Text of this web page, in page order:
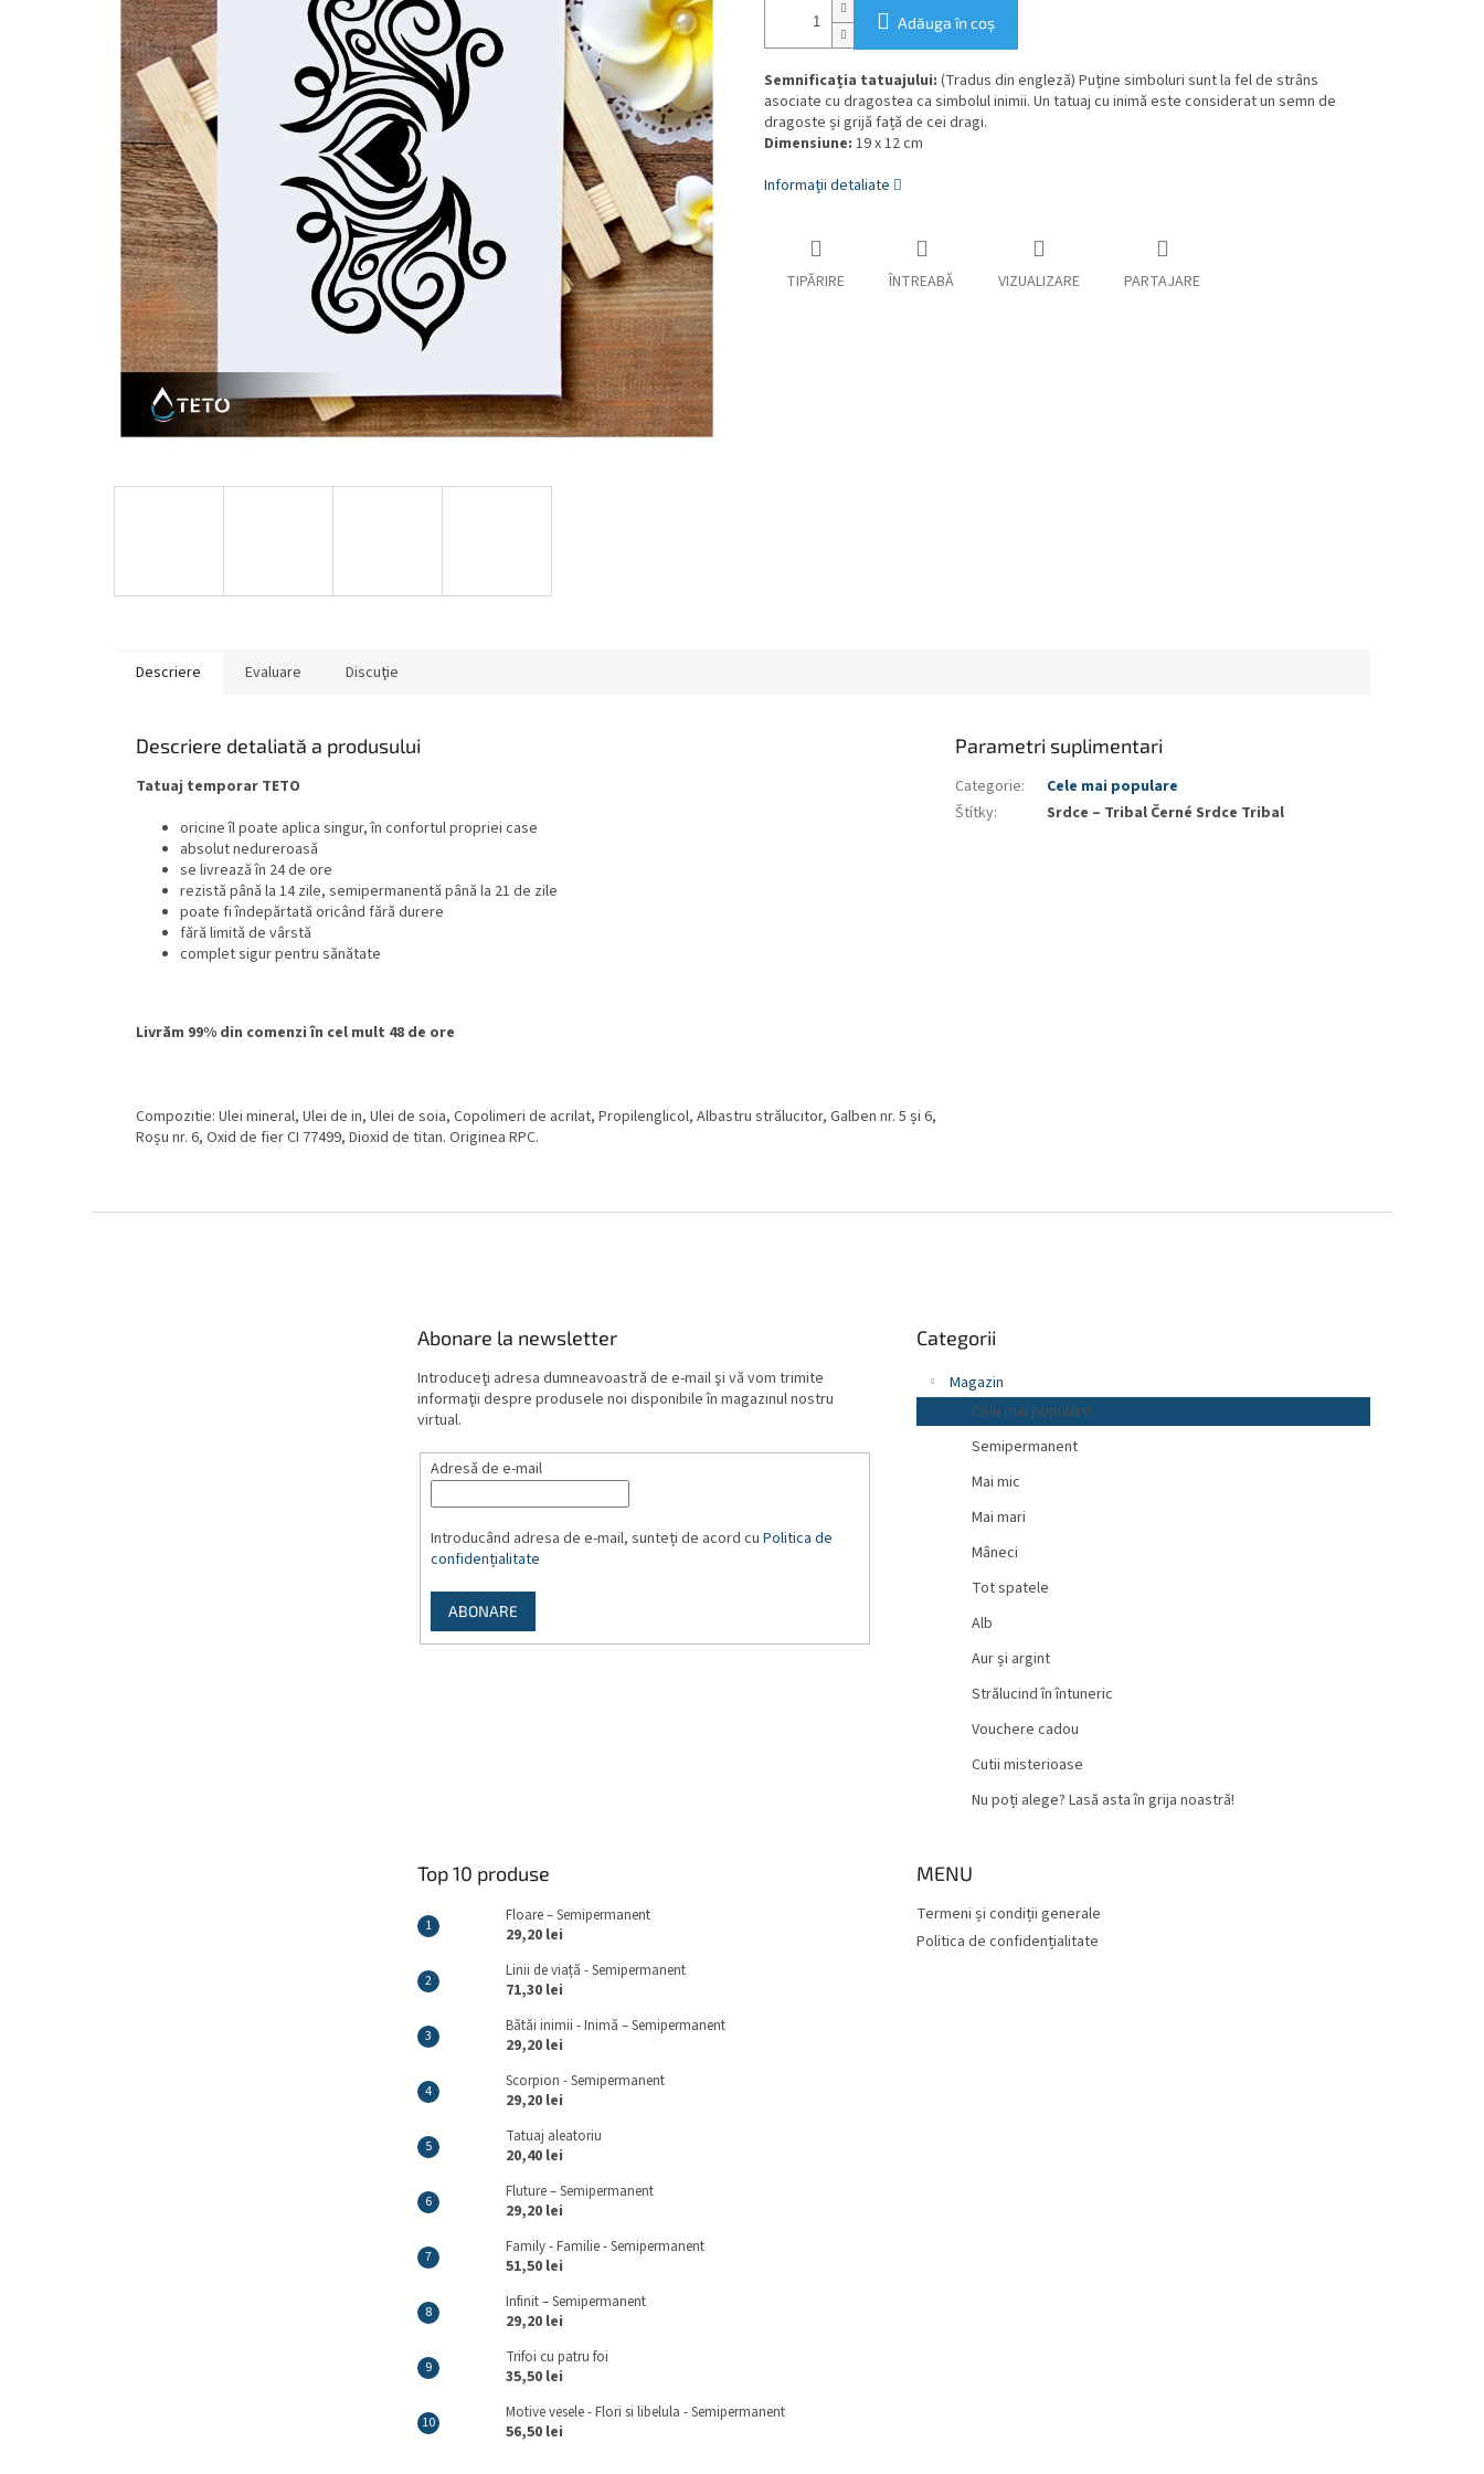
Adăuga în coş
Semnificația tatuajului: (Tradus din engleză) Puține simboluri sunt la fel de strâns
asociate cu dragostea ca simbolul inimii. Un tatuaj cu inimă este considerat un semn de
dragoste și grijă față de cei dragi.
Dimensiune: 19 x 12 cm
Informaţii detaliate
TIPĂRIRE ÎNTREABĂ VIZUALIZARE PARTAJARE
Descriere Evaluare Discuţie
Descriere detaliată a produsului
Tatuaj temporar TETO
oricine îl poate aplica singur, în confortul propriei case
absolut nedureroasă
se livrează în 24 de ore
rezistă până la 14 zile, semipermanentă până la 21 de zile
poate fi îndepărtată oricând fără durere
fără limită de vârstă
complet sigur pentru sănătate
Livrăm 99% din comenzi în cel mult 48 de ore
Compozitie: Ulei mineral, Ulei de in, Ulei de soia, Copolimeri de acrilat, Propilenglicol, Albastru strălucitor, Galben nr. 5 și 6,
Roșu nr. 6, Oxid de fier CI 77499, Dioxid de titan. Originea RPC.
Parametri suplimentari
Categorie:
Cele mai populare
Štítky: Srdce – Tribal Černé Srdce Tribal
Abonare la newsletter
Introduceţi adresa dumneavoastră de e-mail şi vă vom trimite
informaţii despre produsele noi disponibile în magazinul nostru
virtual.
Adresă de e-mail
Introducând adresa de e-mail, sunteți de acord cu Politica de
confidențialitate
ABONARE
peste
Categorii
Magazin
Cele mai populare
Semipermanent
Mai mic
Mai mari
Mâneci
Tot spatele
Alb
Aur și argint
Strălucind în întuneric
Vouchere cadou
Cutii misterioase
Nu poți alege? Lasă asta în grija noastră!
Top 10 produse
Floare – Semipermanent
29,20 lei
Linii de viață - Semipermanent
71,30 lei
Bătăi inimii - Inimă – Semipermanent
29,20 lei
Scorpion - Semipermanent
29,20 lei
Tatuaj aleatoriu
20,40 lei
Fluture – Semipermanent
29,20 lei
Family - Familie - Semipermanent
51,50 lei
Infinit – Semipermanent
29,20 lei
Trifoi cu patru foi
35,50 lei
Motive vesele - Flori si libelula - Semipermanent
56,50 lei
MENU
Termeni și condiții generale
Politica de confidențialitate